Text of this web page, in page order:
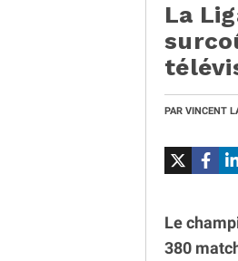
La
PAR VINCENT
Le
380